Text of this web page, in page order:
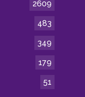
2609
483
349
179
51